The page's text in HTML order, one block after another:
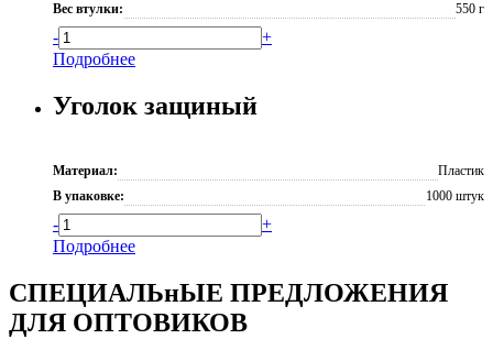
Вес втулки:
550 г
-
+
Подробнее
Уголок защиный
Материал:
Пластик
В упаковке:
1000 штук
-
+
Подробнее
СПЕЦИАЛЬнЫЕ ПРЕДЛОЖЕНИЯ
ДЛЯ ОПТОВИКОВ